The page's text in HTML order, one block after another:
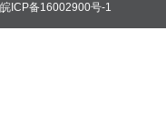
皖ICP备16002900号-1